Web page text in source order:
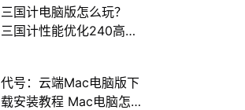
三国计电脑版怎么玩？
三国计性能优化240高帧
代号：云端Mac电脑版下
载安装教程 Mac电脑怎